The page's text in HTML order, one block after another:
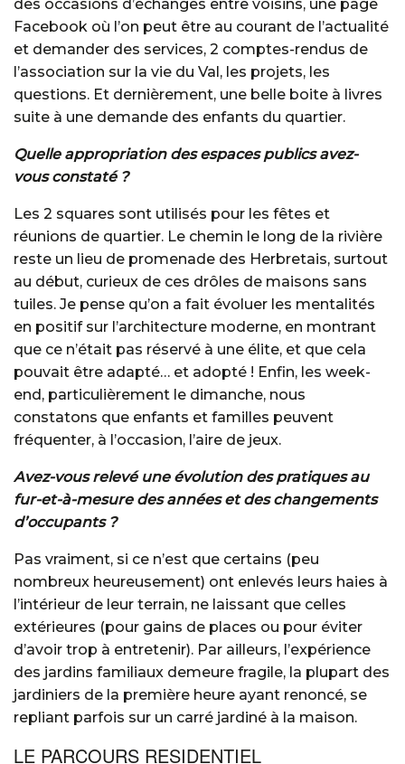
des occasions d’échanges entre voisins, une page
Facebook où l’on peut être au courant de l’actualité
et demander des services, 2 comptes-rendus de
l’association sur la vie du Val, les projets, les
questions. Et dernièrement, une belle boite à livres
suite à une demande des enfants du quartier.
Quelle appropriation des espaces publics avez-
vous constaté ?
Les 2 squares sont utilisés pour les fêtes et
réunions de quartier. Le chemin le long de la rivière
reste un lieu de promenade des Herbretais, surtout
au début, curieux de ces drôles de maisons sans
tuiles. Je pense qu’on a fait évoluer les mentalités
en positif sur l’architecture moderne, en montrant
que ce n’était pas réservé à une élite, et que cela
pouvait être adapté… et adopté ! Enfin, les week-
end, particulièrement le dimanche, nous
constatons que enfants et familles peuvent
fréquenter, à l’occasion, l’aire de jeux.
Avez-vous relevé une évolution des pratiques au
fur-et-à-mesure des années et des changements
d’occupants ?
Pas vraiment, si ce n’est que certains (peu
nombreux heureusement) ont enlevés leurs haies à
l’intérieur de leur terrain, ne laissant que celles
extérieures (pour gains de places ou pour éviter
d’avoir trop à entretenir). Par ailleurs, l’expérience
des jardins familiaux demeure fragile, la plupart des
jardiniers de la première heure ayant renoncé, se
repliant parfois sur un carré jardiné à la maison.
LE PARCOURS RESIDENTIEL